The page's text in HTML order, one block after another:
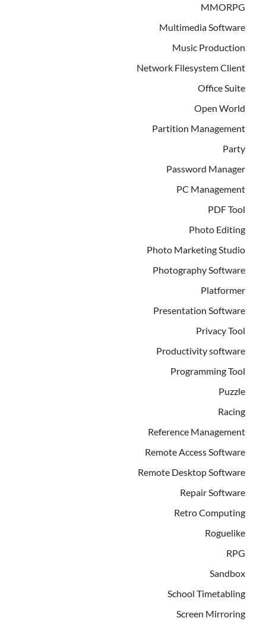
MMORPG
Multimedia Software
Music Production
Network Filesystem Client
Office Suite
Open World
Partition Management
Party
Password Manager
PC Management
PDF Tool
Photo Editing
Photo Marketing Studio
Photography Software
Platformer
Presentation Software
Privacy Tool
Productivity software
Programming Tool
Puzzle
Racing
Reference Management
Remote Access Software
Remote Desktop Software
Repair Software
Retro Computing
Roguelike
RPG
Sandbox
School Timetabling
Screen Mirroring